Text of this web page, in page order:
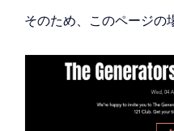
そのため、このページの